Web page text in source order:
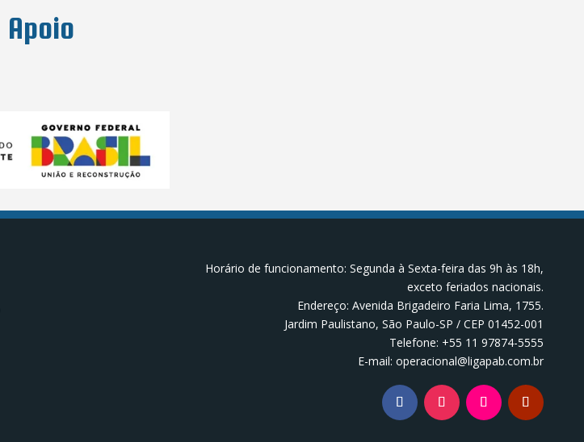
Apoio
Horário de funcionamento: Segunda à Sexta-feira das 9h às 18h,
exceto feriados nacionais.
Endereço: Avenida Brigadeiro Faria Lima, 1755.
Jardim Paulistano, São Paulo-SP / CEP 01452-001
Telefone: +55 11 97874-5555
E-mail: operacional@ligapab.com.br